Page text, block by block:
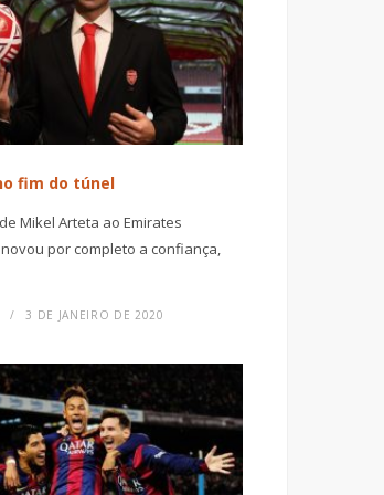
fim do túnel
Mikel Arteta ao Emirates
por completo a confiança,
3 DE JANEIRO DE 2020